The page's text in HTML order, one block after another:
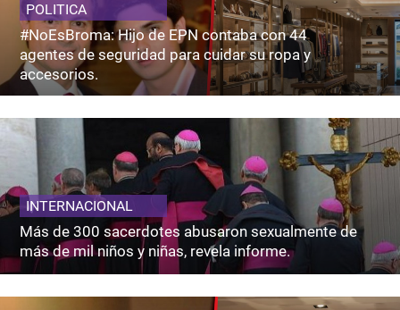
POLITICA
#NoEsBroma: Hijo de EPN contaba con 44
agentes de seguridad para cuidar su ropa y
accesorios.
INTERNACIONAL
Más de 300 sacerdotes abusaron sexualmente de
más de mil niños y niñas, revela informe.